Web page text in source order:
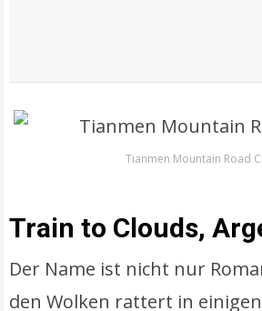
Tianmen Mountain Road
Train to Clouds,
Der Name ist nicht nur
den Wolken rattert in